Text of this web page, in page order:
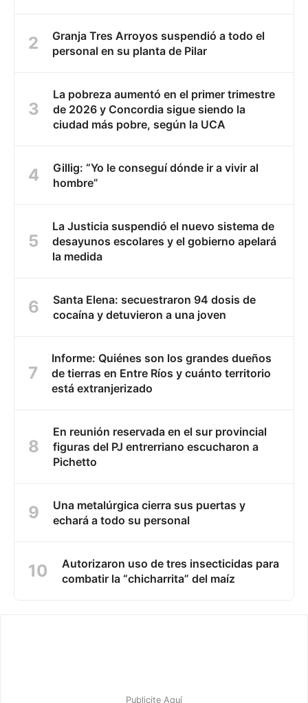
Granja Tres Arroyos suspendió a todo el
personal en su planta de Pilar
La pobreza aumentó en el primer trimestre
de 2026 y Concordia sigue siendo la
ciudad más pobre, según la UCA
Gillig: “Yo le conseguí dónde ir a vivir al
hombre”
La Justicia suspendió el nuevo sistema de
desayunos escolares y el gobierno apelará
la medida
Santa Elena: secuestraron 94 dosis de
cocaína y detuvieron a una joven
Informe: Quiénes son los grandes dueños
de tierras en Entre Ríos y cuánto territorio
está extranjerizado
En reunión reservada en el sur provincial
figuras del PJ entrerriano escucharon a
Pichetto
Una metalúrgica cierra sus puertas y
echará a todo su personal
Autorizaron uso de tres insecticidas para
combatir la “chicharrita” del maíz